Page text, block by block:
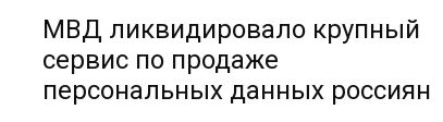
МВД ликвидировало крупный
сервис по продаже
персональных данных россиян